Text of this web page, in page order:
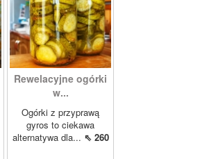
Rewelacyjne ogórki
w...
Ogórki z przyprawą
gyros to ciekawa
alternatywa dla... ⇖ 260